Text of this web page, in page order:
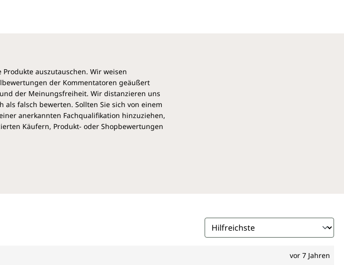
Es ist eine
die die Kontrolle über
Zufriedenheit und
finden möchten.“
und
Post Media Group
auszutauschen. Wir weisen
der Kommentatoren geäußert
der Meinungsfreiheit. Wir distanzieren uns
falsch bewerten. Sollten Sie sich von einem
anerkannten Fachqualifikation hinzuziehen,
Käufern, Produkt- oder Shopbewertungen
vor 7 Jahren